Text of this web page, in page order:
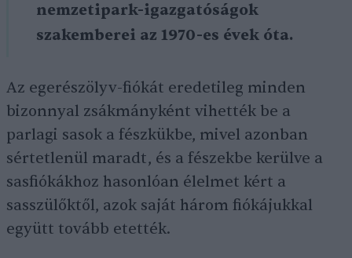
nemzetipark-igazgatóságok
szakemberei az 1970-es évek óta.
Az egerészölyv-fiókát eredetileg minden
bizonnyal zsákmányként vihették be a
parlagi sasok a fészkükbe, mivel azonban
sértetlenül maradt, és a fészekbe kerülve a
sasfiókákhoz hasonlóan élelmet kért a
sasszülőktől, azok saját három fiókájukkal
együtt tovább etették.